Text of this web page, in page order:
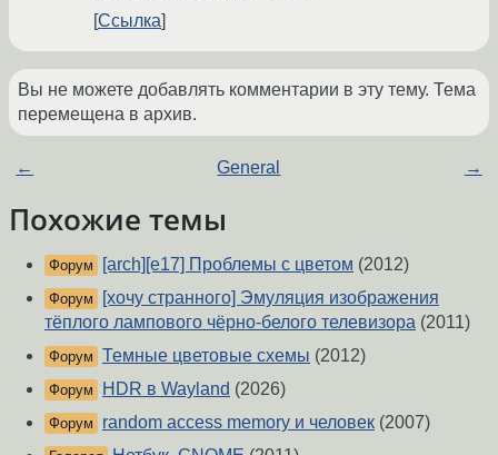
Ссылка
Вы не можете добавлять комментарии в эту тему. Тема
перемещена в архив.
← General →
Похожие темы
Форум [arch][e17] Проблемы с цветом (2012)
Форум
[хочу странного] Эмуляция изображения
тёплого лампового чёрно-белого телевизора (2011)
Форум Темные цветовые схемы (2012)
Форум HDR в Wayland (2026)
Форум random access memory и человек (2007)